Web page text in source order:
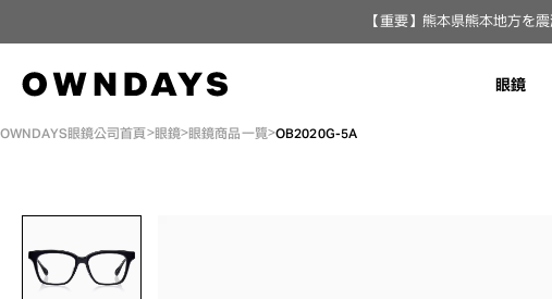
【重要】熊本県熊本地方を
眼鏡
OWNDAYS眼鏡公司首頁 眼鏡 眼鏡商品一覽 OB2020G-5A